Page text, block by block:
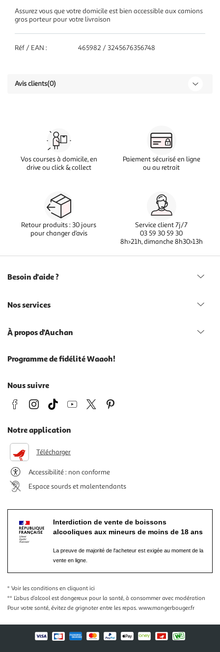
Assurez vous que votre domicile est bien accessible aux camions
gros porteur pour votre livraison
Réf / EAN : 465982 / 3245676356748
Avis clients(0)
Vos courses à domicile, en
drive ou click & collect
Paiement sécurisé en ligne
ou au retrait
Retour produits : 30 jours
pour changer d’avis
Service client 7j/7
03 59 30 59 30
8h>21h, dimanche 8h30>13h
Besoin d'aide ?
Nos services
À propos d'Auchan
Programme de fidélité Waaoh!
Nous suivre
Notre application
Télécharger
Accessibilité : non conforme
Espace sourds et malentendants
Interdiction de vente de boissons
alcooliques aux mineurs de moins de 18 ans
La preuve de majorité de l'acheteur est exigée au moment de la
vente en ligne.
* Voir les conditions en cliquant ici
** L’abus d’alcool est dangereux pour la santé, à consommer avec modération
Pour votre santé, évitez de grignoter entre les repas. www.mangerbouger.fr